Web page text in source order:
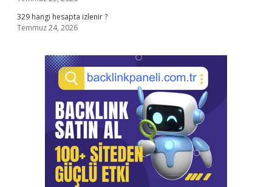
329 hangi hesapta izlenir ?
Temmuz 24, 2026